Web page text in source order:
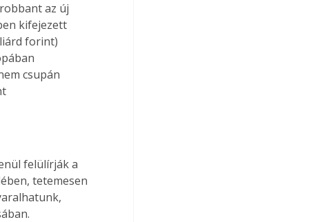
az új
kifejezett
forint)
csupán
felülírják a
tetemesen